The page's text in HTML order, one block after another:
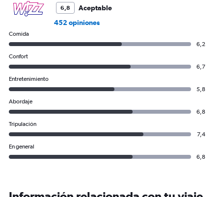
flights.
6,8
Aceptable
452 opiniones
Comida
6,2
Confort
6,7
Entretenimiento
5,8
Abordaje
6,8
Tripulación
7,4
En general
6,8